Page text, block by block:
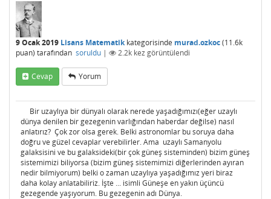
9 Ocak 2019 Lisans Matematikkategorisinde murad.ozkoc(11.6k
puan) tarafından soruldu | 2.2k kez görüntülendi
Cevap Yorum
Bir uzaylıya bir dünyalı olarak nerede yaşadığımızı(eğer uzaylı
dünya denilen bir gezegenin varlığından haberdar değilse) nasıl
anlatırız? Çok zor olsa gerek. Belki astronomlar bu soruya daha
doğru ve güzel cevaplar verebilirler. Ama uzaylı Samanyolu
galaksisini ve bu galaksideki(bir çok güneş sisteminden) bizim güneş
sistemimizi biliyorsa (bizim güneş sistemimizi diğerlerinden ayıran
nedir bilmiyorum) belki o zaman uzaylıya yaşadığımız yeri biraz
daha kolay anlatabiliriz. İşte ... isimli Güneşe en yakın üçüncü
gezegende yaşıyorum. Bu gezegenin adı Dünya.